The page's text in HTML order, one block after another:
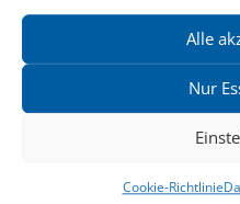
Alle
Nur
Cookie-Richtlinie
News zu aktuellen Neuheiten
Verlag – jederzeit wieder
Kritische Theorie /